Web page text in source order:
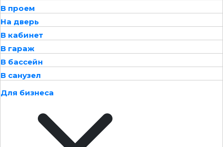
В проем
На дверь
В кабинет
В гараж
В бассейн
В санузел
Для бизнеса